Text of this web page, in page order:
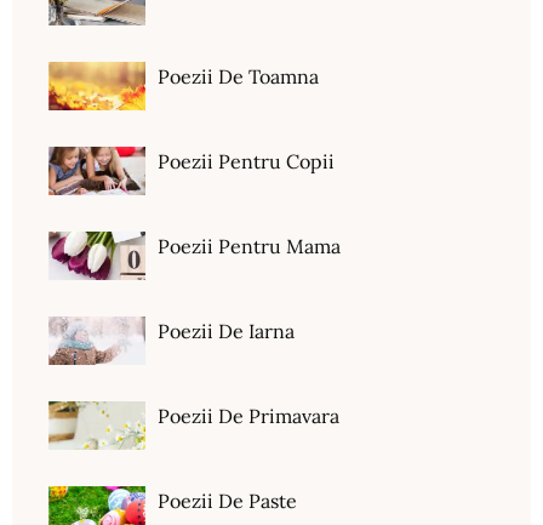
Poezii De Toamna
Poezii Pentru Copii
Poezii Pentru Mama
Poezii De Iarna
Poezii De Primavara
Poezii De Paste